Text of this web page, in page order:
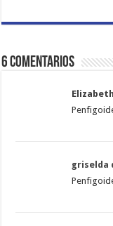
6 comentarios
Elizabeth
griselda